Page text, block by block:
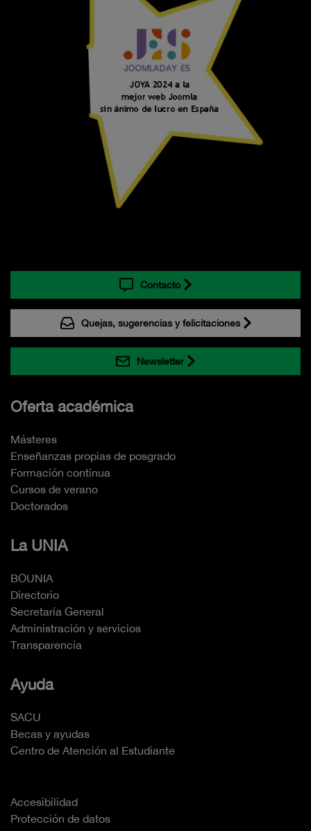
Contacto
Quejas, sugerencias y felicitaciones
Newsletter
Oferta académica
Másteres
Enseñanzas propias de posgrado
Formación continua
Cursos de verano
Doctorados
La UNIA
BOUNIA
Directorio
Secretaría General
Administración y servicios
Transparencia
Ayuda
SACU
Becas y ayudas
Centro de Atención al Estudiante
Accesibilidad
Protección de datos